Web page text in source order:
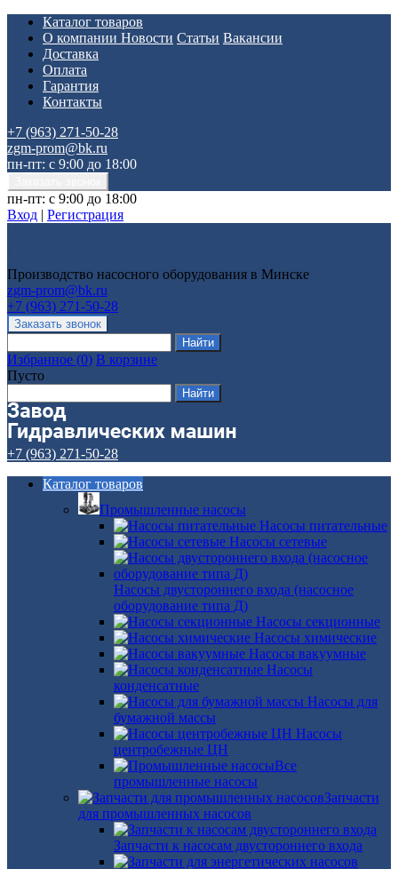
Каталог товаров
О компании Новости Статьи Вакансии
Доставка
Оплата
Гарантия
Контакты
+7 (963) 271-50-28
zgm-prom@bk.ru
пн-пт: с 9:00 до 18:00
пн-пт: с 9:00 до 18:00
Вход | Регистрация
Производство насосного оборудования в Минске
zgm-prom@bk.ru
+7 (963) 271-50-28
Избранное (0) В корзине
Пусто
+7 (963) 271-50-28
Каталог товаров
Промышленные насосы
Насосы питательные
Насосы сетевые
Насосы двустороннего входа (насосное
оборудование типа Д)
Насосы секционные
Насосы химические
Насосы вакуумные
Насосы
конденсатные
Насосы для
бумажной массы
Насосы
центробежные ЦН
Все
промышленные насосы
Запчасти
для промышленных насосов
Запчасти к насосам двустороннего входа